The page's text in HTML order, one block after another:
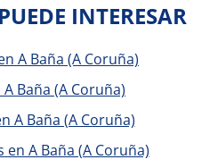
INTERESAR
A Baña (A Coruña)
Baña (A Coruña)
A Baña (A Coruña)
A Baña (A Coruña)